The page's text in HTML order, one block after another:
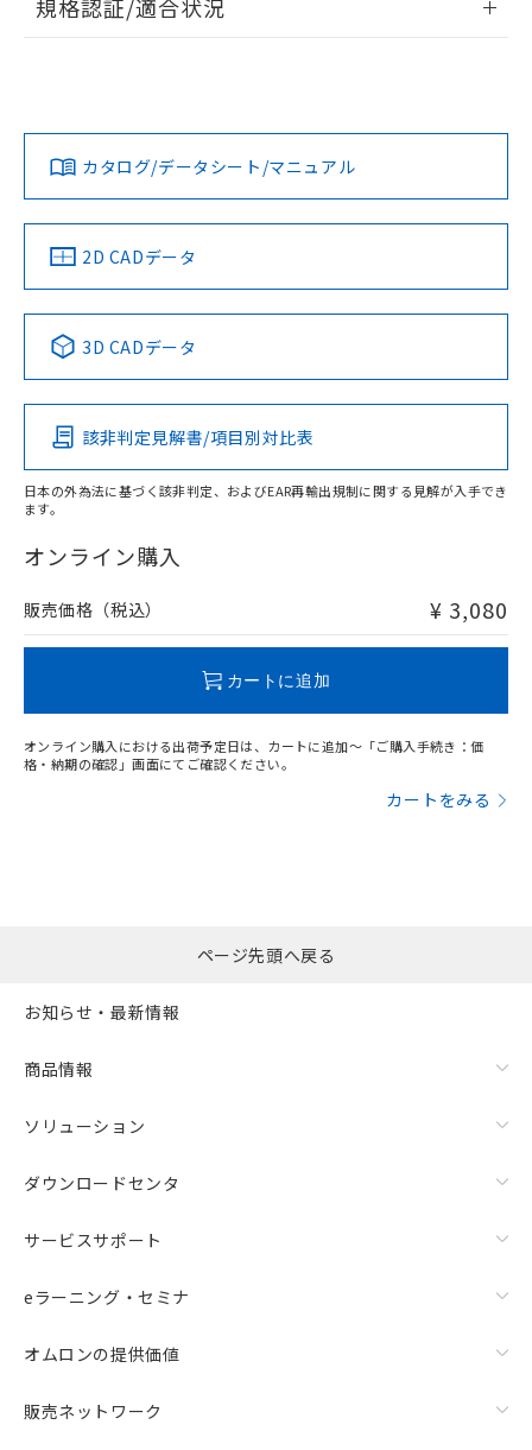
ログイン/会員登録
ダウンロードデータをご利用いただく前に、以下を必ずお読
みください。
ソフトウェアの使用条件
EU RoHS 注意事項・凡例
対応済み
中国 RoHS 注意事項・凡例
Pb Hg Cd Cr(VI)
O
在庫等で未対応品が混在する可能性があります。
問い合わせください。
規格認証/適合状況
カタログ/データシート/マニュアル
2D CADデータ
3D CADデータ
該非判定見解書/項目別対比表
日本の外為法に基づく該非判定、およびEAR再輸出規制に関する見解が入手でき
ます。
オンライン購入
販売価格（税込） ¥ 3,080
カートに追加
オンライン購入における出荷予定日は、カートに追加～「ご購入手続き：価
格・納期の確認」画面にてご確認ください。
カートをみる
ページ先頭へ戻る
お知らせ・最新情報
商品情報
ソリューション
ダウンロードセンタ
サービスサポート
eラーニング・セミナ
オムロンの提供価値
販売ネットワーク